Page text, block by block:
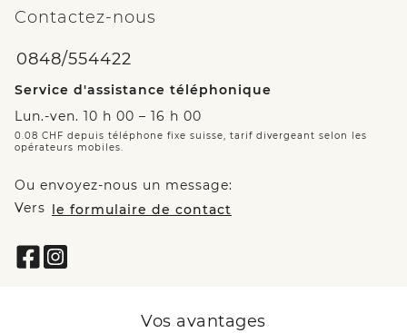
Contactez-nous
0848/554422
Service d'assistance téléphonique
Lun.-ven. 10 h 00 – 16 h 00
0.08 CHF depuis téléphone fixe suisse, tarif divergeant selon les
opérateurs mobiles.
Ou envoyez-nous un message:
Vers
le formulaire de contact
Vos avantages